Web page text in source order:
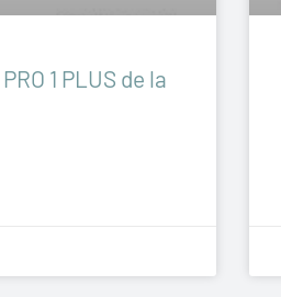
1 PLUS de la